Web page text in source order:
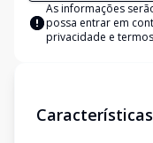
As informações
possa entrar em
privacidade e
Características